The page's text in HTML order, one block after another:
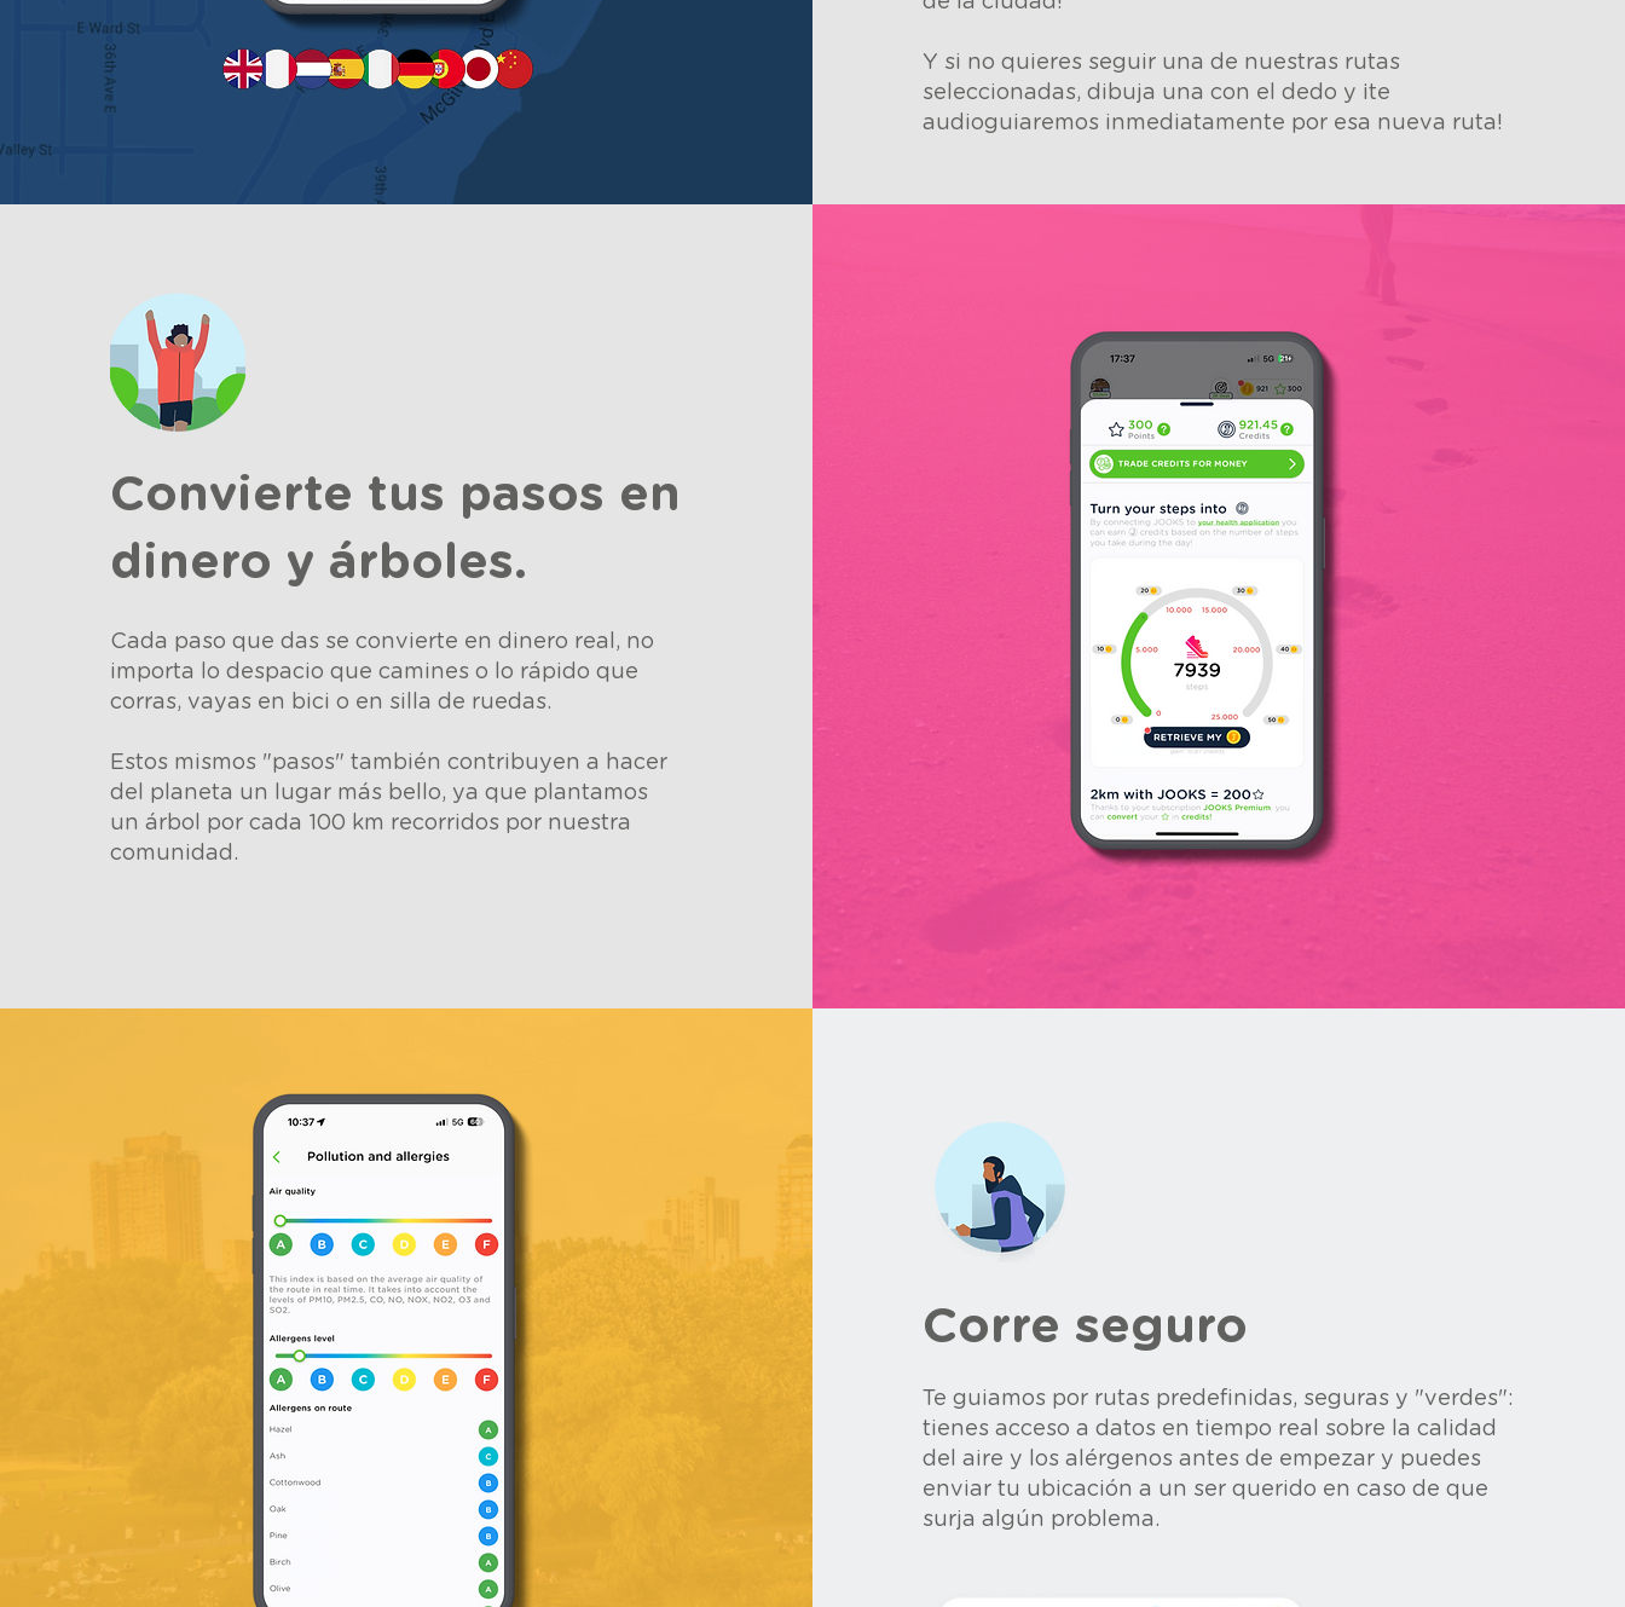
Y si no quieres seguir una de nuestras rutas
seleccionadas, dibuja una con el dedo y ¡te
audioguiaremos inmediatamente por esa nueva ruta!
Corre seguro
Te guiamos por rutas predefinidas, seguras y "verdes":
tienes acceso a datos en tiempo real sobre la calidad
del aire y los alérgenos antes de empezar y puedes
enviar tu ubicación a un ser querido en caso de que
surja algún problema.
Convierte tus pasos en
dinero y árboles.
Cada paso que das se convierte en dinero real, no
importa lo despacio que camines o lo rápido que
corras, vayas en bici o en silla de ruedas.
Estos mismos "pasos" también contribuyen a hacer
del planeta un lugar más bello, ya que plantamos
un árbol por cada 100 km recorridos por nuestra
comunidad.